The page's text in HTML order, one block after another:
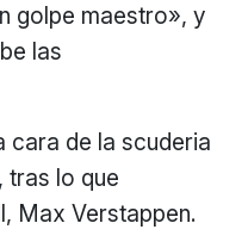
golpe maestro», y
las
cara de la scuderia
tras lo que
Max Verstappen.